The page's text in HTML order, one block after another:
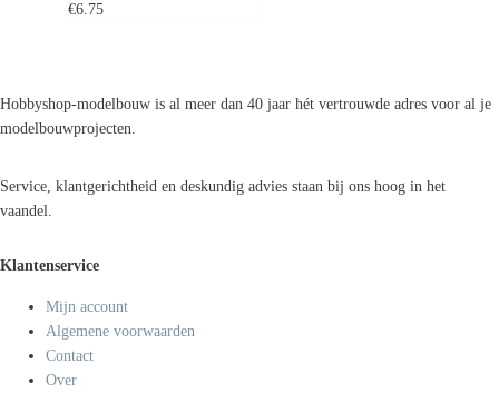
€6.75
Hobbyshop-modelbouw is al meer dan 40 jaar hét vertrouwde adres voor al je
modelbouwprojecten.
Service, klantgerichtheid en deskundig advies staan bij ons hoog in het
vaandel.
Klantenservice
Mijn account
Algemene voorwaarden
Contact
Over